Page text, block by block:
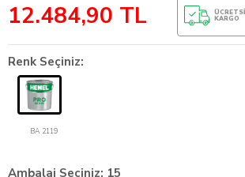
12.484,90 TL KARGO
Renk Seçiniz:
BA 2119
Ambalaj Seçiniz: 15